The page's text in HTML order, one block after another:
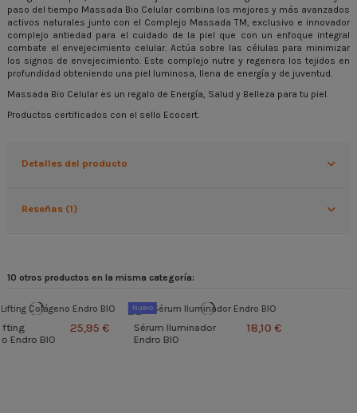
paso del tiempo Massada Bio Celular combina los mejores y más avanzados
activos naturales junto con el Complejo Massada TM, exclusivo e innovador
complejo antiedad para el cuidado de la piel que con un enfoque integral
combate el envejecimiento celular. Actúa sobre las células para minimizar
los signos de envejecimiento. Este complejo nutre y regenera los tejidos en
profundidad obteniendo una piel luminosa, llena de energía y de juventud.
Massada Bio Celular es un regalo de Energía, Salud y Belleza para tu piel.
Productos certificados con el sello Ecocert.
Detalles del producto
Reseñas (1)
10 otros productos en la misma categoría:
€
Nuevo
Sérum Iluminador
Endro BIO
18,10 €
Temporalmente agotado
Ácido Hialurónico La